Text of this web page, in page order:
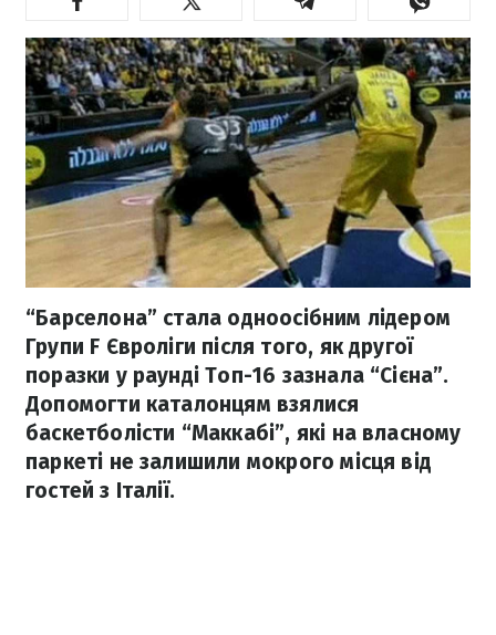
“Барселона” стала одноосібним лідером
Групи F Євроліги після того, як другої
поразки у раунді Топ-16 зазнала “Сієна”.
Допомогти каталонцям взялися
баскетболісти “Маккабі”, які на власному
паркеті не залишили мокрого місця від
гостей з Італії.